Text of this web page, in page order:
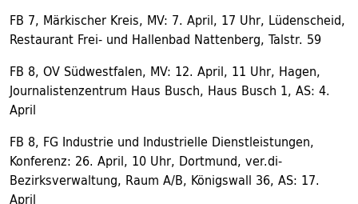
FB 7, Märkischer Kreis, MV: 7. April, 17 Uhr, Lüdenscheid,
Restaurant Frei- und Hallenbad Nattenberg, Talstr. 59
FB 8, OV Südwestfalen, MV: 12. April, 11 Uhr, Hagen,
Journalistenzentrum Haus Busch, Haus Busch 1, AS: 4.
April
FB 8, FG Industrie und Industrielle Dienstleistungen,
Konferenz: 26. April, 10 Uhr, Dortmund, ver.di-
Bezirksverwaltung, Raum A/B, Königswall 36, AS: 17.
April